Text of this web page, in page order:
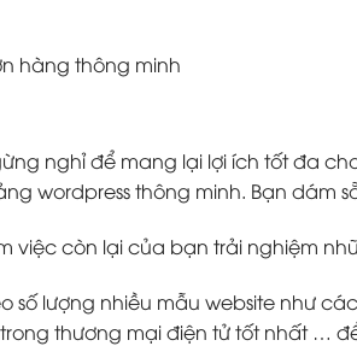
hàng thông minh
nghỉ để mang lại lợi ích tốt đa
wordpress thông minh. Bạn dám
việc còn lại của bạn trải nghiệm
số lượng nhiều mẫu website như
thương mại điện tử tốt nhất …